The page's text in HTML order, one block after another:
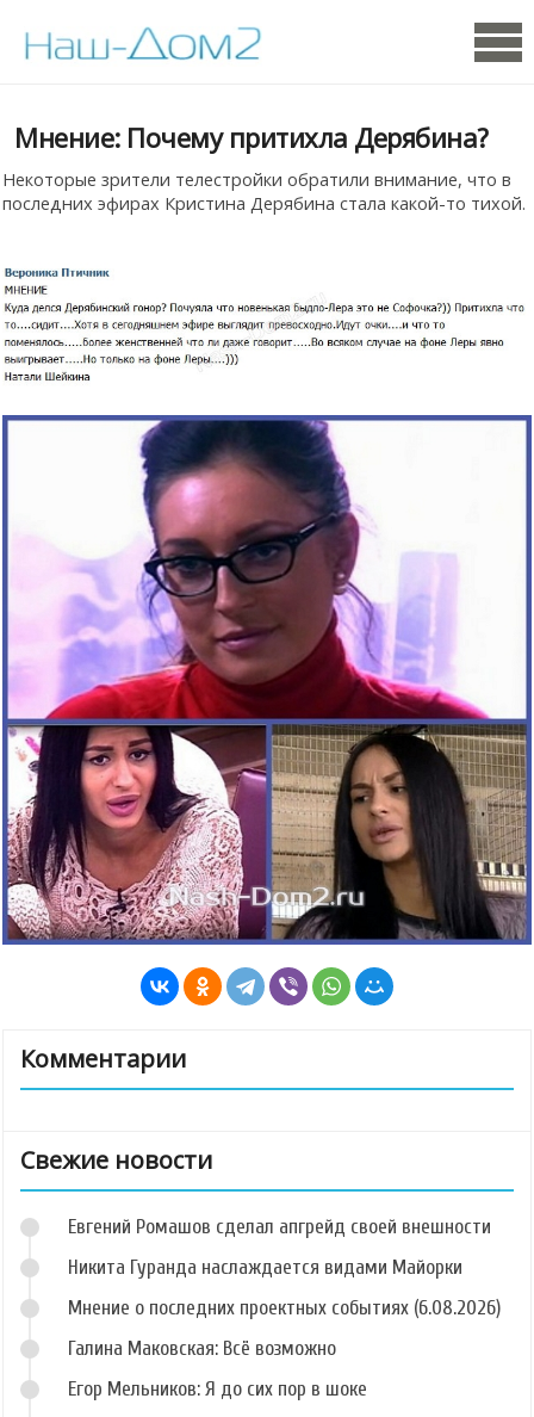
Мнение: Почему притихла Дерябина?
Некоторые зрители телестройки обратили внимание, что в
последних эфирах Кристина Дерябина стала какой-то тихой.
Комментарии
Свежие новости
Евгений Ромашов сделал апгрейд своей внешности
Никита Гуранда наслаждается видами Майорки
Мнение о последних проектных событиях (6.08.2026)
Галина Маковская: Всё возможно
Егор Мельников: Я до сих пор в шоке